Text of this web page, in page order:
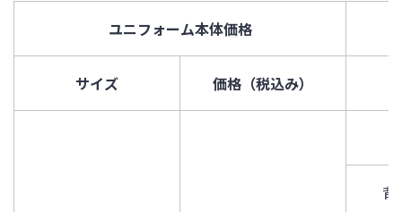
ユニフォーム本体価格
サイズ 価格（税込み）
背